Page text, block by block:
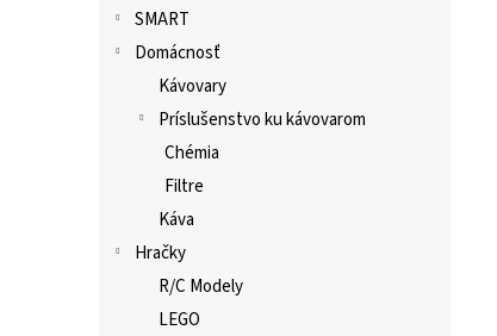
SMART
Domácnosť
Kávovary
Príslušenstvo ku kávovarom
Chémia
Filtre
Káva
Hračky
R/C Modely
LEGO